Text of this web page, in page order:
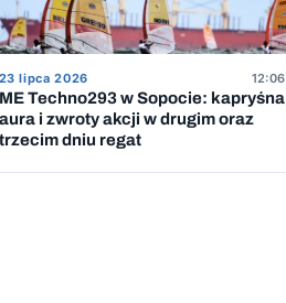
23 lipca 2026 12:06
ME Techno293 w Sopocie: kapryśna
aura i zwroty akcji w drugim oraz
trzecim dniu regat